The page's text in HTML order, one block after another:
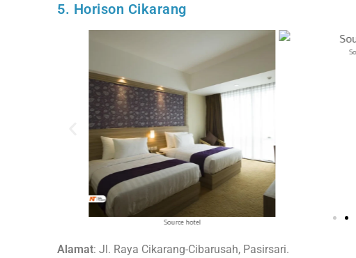
5. Horison Cikarang
Source hotel
Source By
Alamat: Jl. Raya Cikarang-Cibarusah, Pasirsari.